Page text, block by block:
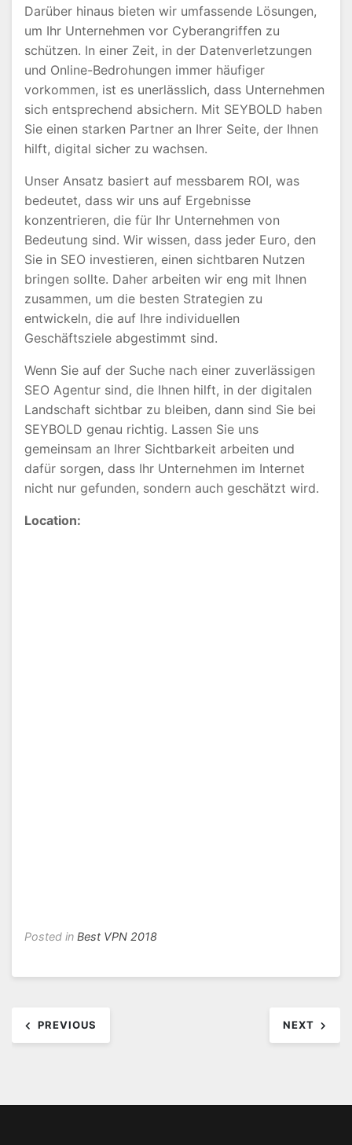
Darüber hinaus bieten wir umfassende Lösungen,
um Ihr Unternehmen vor Cyberangriffen zu
schützen. In einer Zeit, in der Datenverletzungen
und Online-Bedrohungen immer häufiger
vorkommen, ist es unerlässlich, dass Unternehmen
sich entsprechend absichern. Mit SEYBOLD haben
Sie einen starken Partner an Ihrer Seite, der Ihnen
hilft, digital sicher zu wachsen.
Unser Ansatz basiert auf messbarem ROI, was
bedeutet, dass wir uns auf Ergebnisse
konzentrieren, die für Ihr Unternehmen von
Bedeutung sind. Wir wissen, dass jeder Euro, den
Sie in SEO investieren, einen sichtbaren Nutzen
bringen sollte. Daher arbeiten wir eng mit Ihnen
zusammen, um die besten Strategien zu
entwickeln, die auf Ihre individuellen
Geschäftsziele abgestimmt sind.
Wenn Sie auf der Suche nach einer zuverlässigen
SEO Agentur sind, die Ihnen hilft, in der digitalen
Landschaft sichtbar zu bleiben, dann sind Sie bei
SEYBOLD genau richtig. Lassen Sie uns
gemeinsam an Ihrer Sichtbarkeit arbeiten und
dafür sorgen, dass Ihr Unternehmen im Internet
nicht nur gefunden, sondern auch geschätzt wird.
Location:
Posted in Best VPN 2018
navigation
PREVIOUS NEXT